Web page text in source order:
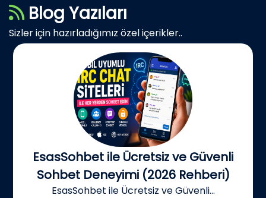
Blog Yazıları
Sizler için hazırladığımız özel içerikler..
EsasSohbet ile Ücretsiz ve Güvenli
Sohbet Deneyimi (2026 Rehberi)
EsasSohbet ile Ücretsiz ve Güvenli...